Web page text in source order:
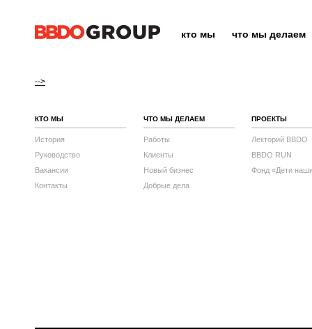
кто мы что мы делаем
-->
КТО МЫ
История
Руководство
Вакансии
Контакты
ЧТО МЫ ДЕЛАЕМ
Работы
Клиенты
Новый бизнес
Добрые дела
ПРОЕКТЫ
Лекторий BBDO
BBDO RUN
Фонд «Дети